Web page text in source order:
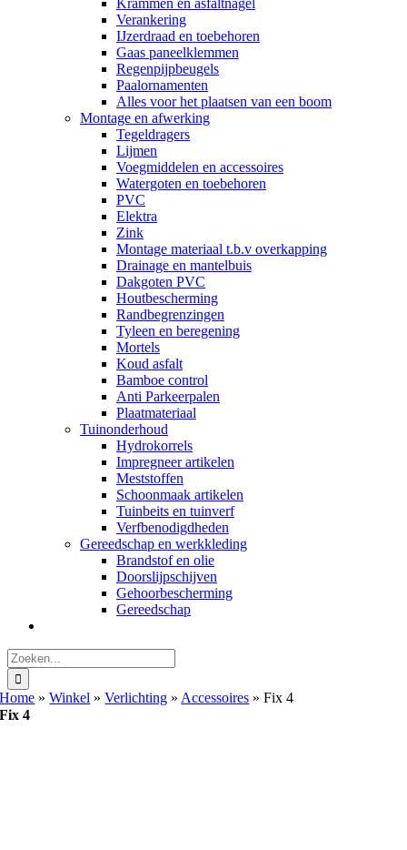
Verankering
IJzerdraad en toebehoren
Gaas paneelklemmen
Regenpijpbeugels
Paalornamenten
Alles voor het plaatsen van een boom
Montage en afwerking
Tegeldragers
Lijmen
Voegmiddelen en accessoires
Watergoten en toebehoren
PVC
Elektra
Zink
Montage materiaal t.b.v overkapping
Drainage en mantelbuis
Dakgoten PVC
Houtbescherming
Randbegrenzingen
Tyleen en beregening
Mortels
Koud asfalt
Bamboe control
Anti Parkeerpalen
Plaatmateriaal
Tuinonderhoud
Hydrokorrels
Impregneer artikelen
Meststoffen
Schoonmaak artikelen
Tuinbeits en tuinverf
Verfbenodigdheden
Gereedschap en werkkleding
Brandstof en olie
Doorslijpschijven
Gehoorbescherming
Gereedschap
Zoeken
naar:
Home »Winkel »Verlichting » Accessoires »Fix 4
Fix 4